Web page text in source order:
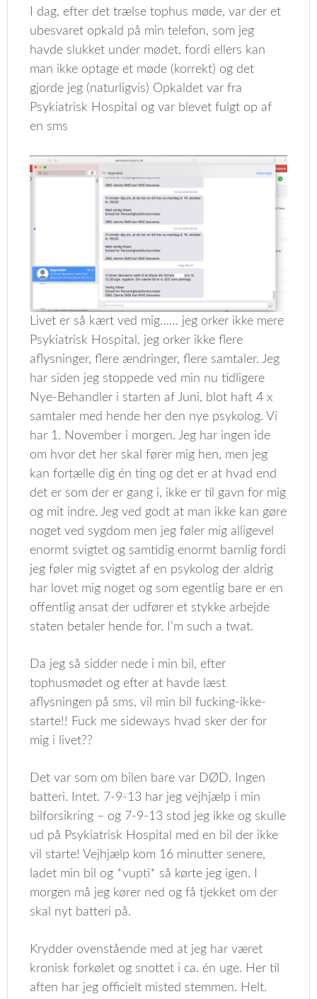
I dag, efter det trælse tophus møde, var der et
ubesvaret opkald på min telefon, som jeg
havde slukket under mødet, fordi ellers kan
man ikke optage et møde (korrekt) og det
gjorde jeg (naturligvis) Opkaldet var fra
Psykiatrisk Hospital og var blevet fulgt op af
en sms
Livet er så kært ved mig…… jeg orker ikke mere
Psykiatrisk Hospital, jeg orker ikke flere
aflysninger, flere ændringer, flere samtaler. Jeg
har siden jeg stoppede ved min nu tidligere
Nye-Behandler i starten af Juni, blot haft 4 x
samtaler med hende her den nye psykolog. Vi
har 1. November i morgen. Jeg har ingen ide
om hvor det her skal fører mig hen, men jeg
kan fortælle dig én ting og det er at hvad end
det er som der er gang i, ikke er til gavn for mig
og mit indre. Jeg ved godt at man ikke kan gøre
noget ved sygdom men jeg føler mig alligevel
enormt svigtet og samtidig enormt barnlig fordi
jeg føler mig svigtet af en psykolog der aldrig
har lovet mig noget og som egentlig bare er en
offentlig ansat der udfører et stykke arbejde
staten betaler hende for. I’m such a twat.
Da jeg så sidder nede i min bil, efter
tophusmødet og efter at havde læst
aflysningen på sms, vil min bil fucking-ikke-
starte!! Fuck me sideways hvad sker der for
mig i livet??
Det var som om bilen bare var DØD. Ingen
batteri. Intet. 7-9-13 har jeg vejhjælp i min
bilforsikring – og 7-9-13 stod jeg ikke og skulle
ud på Psykiatrisk Hospital med en bil der ikke
vil starte! Vejhjælp kom 16 minutter senere,
ladet min bil og *vupti* så kørte jeg igen. I
morgen må jeg kører ned og få tjekket om der
skal nyt batteri på.
Krydder ovenstående med at jeg har været
kronisk forkølet og snottet i ca. én uge. Her til
aften har jeg officielt misted stemmen. Helt.